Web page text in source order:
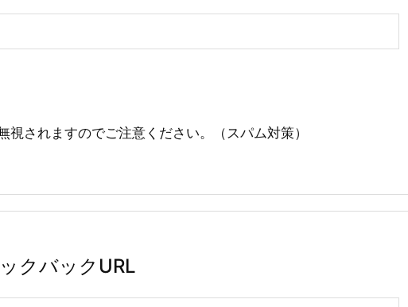
視されますのでご注意ください。（スパム対策）
クバックURL